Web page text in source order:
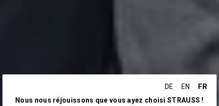
DE EN FR
Nous nous réjouissons que vous ayez choisi STRAUSS !